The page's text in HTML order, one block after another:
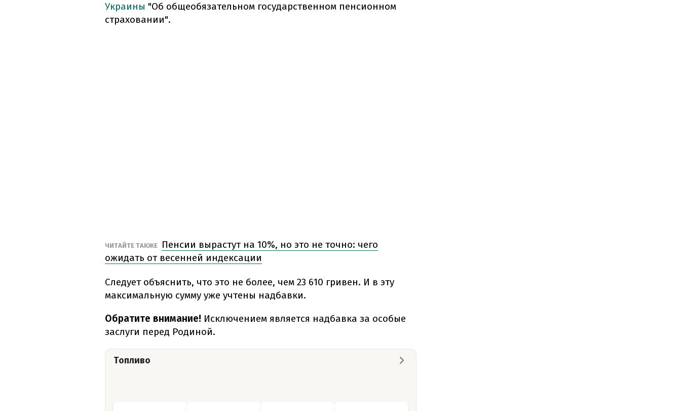
Украины "Об общеобязательном государственном пенсионном
страховании".
ЧИТАЙТЕ ТАКЖЕ
Пенсии вырастут на 10%, но это не точно: чего
ожидать от весенней индексации
Следует объяснить, что это не более, чем 23 610 гривен. И в эту
максимальную сумму уже учтены надбавки.
Обратите внимание! Исключением является надбавка за особые
заслуги перед Родиной.
Топливо